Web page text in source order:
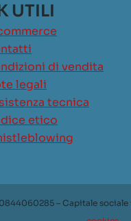
UTILI
di vendita
legali
tecnica
etico
– Capitale sociale